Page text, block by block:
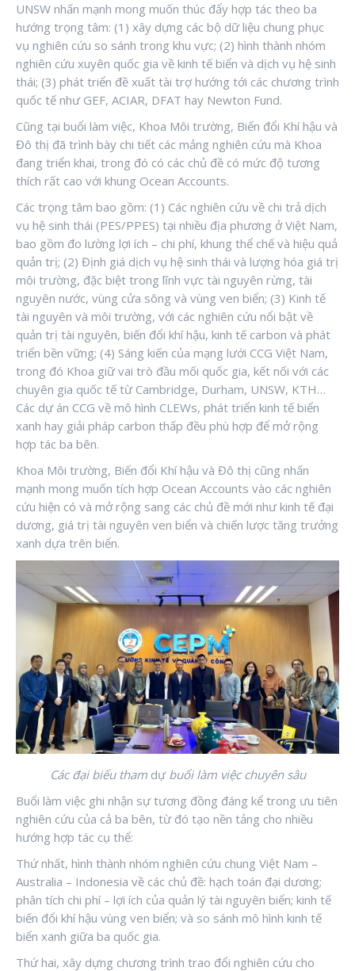
UNSW nhấn mạnh mong muốn thúc đẩy hợp tác theo ba
hướng trọng tâm: (1) xây dựng các bộ dữ liệu chung phục
vụ nghiên cứu so sánh trong khu vực; (2) hình thành nhóm
nghiên cứu xuyên quốc gia về kinh tế biển và dịch vụ hệ sinh
thái; (3) phát triển đề xuất tài trợ hướng tới các chương trình
quốc tế như GEF, ACIAR, DFAT hay Newton Fund.
Cũng tại buổi làm việc, Khoa Môi trường, Biến đổi Khí hậu và
Đô thị đã trình bày chi tiết các mảng nghiên cứu mà Khoa
đang triển khai, trong đó có các chủ đề có mức độ tương
thích rất cao với khung Ocean Accounts.
Các trọng tâm bao gồm: (1) Các nghiên cứu về chi trả dịch
vụ hệ sinh thái (PES/PPES) tại nhiều địa phương ở Việt Nam,
bao gồm đo lường lợi ích – chi phí, khung thể chế và hiệu quả
quản trị; (2) Định giá dịch vụ hệ sinh thái và lượng hóa giá trị
môi trường, đặc biệt trong lĩnh vực tài nguyên rừng, tài
nguyên nước, vùng cửa sông và vùng ven biển; (3) Kinh tế
tài nguyên và môi trường, với các nghiên cứu nổi bật về
quản trị tài nguyên, biến đổi khí hậu, kinh tế carbon và phát
triển bền vững; (4) Sáng kiến của mạng lưới CCG Việt Nam,
trong đó Khoa giữ vai trò đầu mối quốc gia, kết nối với các
chuyên gia quốc tế từ Cambridge, Durham, UNSW, KTH…
Các dự án CCG về mô hình CLEWs, phát triển kinh tế biển
xanh hay giải pháp carbon thấp đều phù hợp để mở rộng
hợp tác ba bên.
Khoa Môi trường, Biến đổi Khí hậu và Đô thị cũng nhấn
mạnh mong muốn tích hợp Ocean Accounts vào các nghiên
cứu hiện có và mở rộng sang các chủ đề mới như kinh tế đại
dương, giá trị tài nguyên ven biển và chiến lược tăng trưởng
xanh dựa trên biển.
Các đại biểu tham dự buổi làm việc chuyên sâu
Buổi làm việc ghi nhận sự tương đồng đáng kể trong ưu tiên
nghiên cứu của cả ba bên, từ đó tạo nền tảng cho nhiều
hướng hợp tác cụ thể:
Thứ nhất, hình thành nhóm nghiên cứu chung Việt Nam –
Australia – Indonesia về các chủ đề: hạch toán đại dương;
phân tích chi phí – lợi ích của quản lý tài nguyên biển; kinh tế
biến đổi khí hậu vùng ven biển; và so sánh mô hình kinh tế
biển xanh giữa ba quốc gia.
Thứ hai, xây dựng chương trình trao đổi nghiên cứu cho